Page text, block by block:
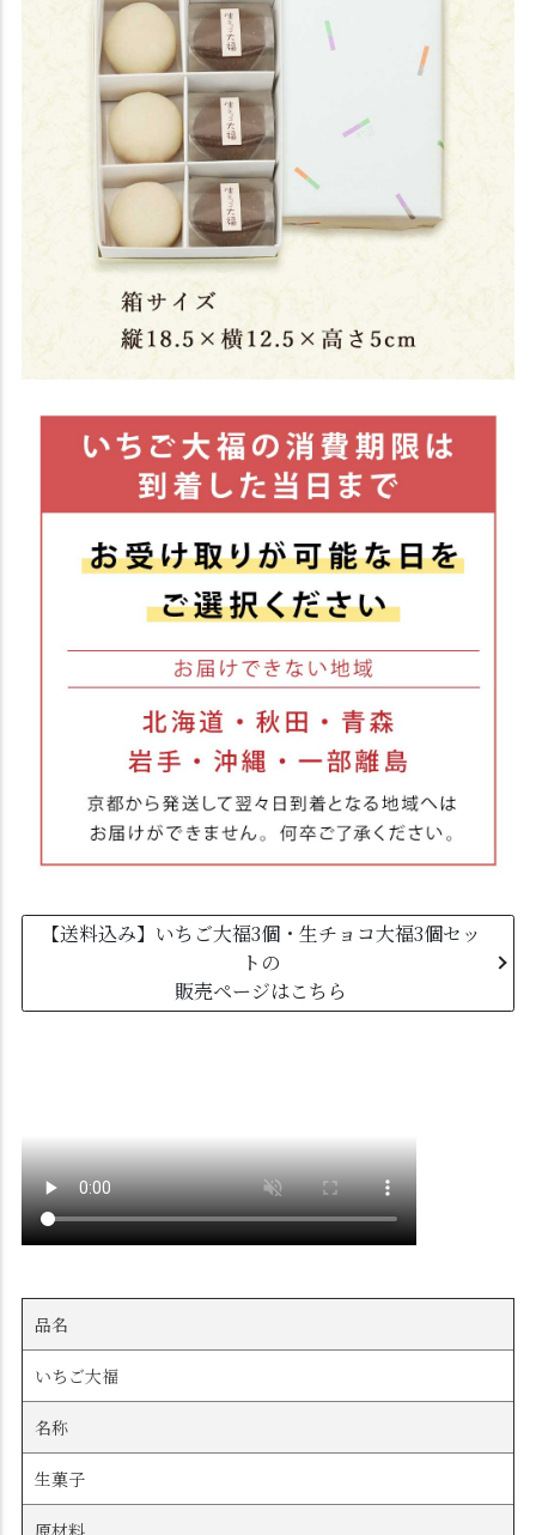
【送料込み】いちご大福3個・生チョコ大福3個セッ
トの
販売ページはこちら
品名
いちご大福
名称
生菓子
原材料